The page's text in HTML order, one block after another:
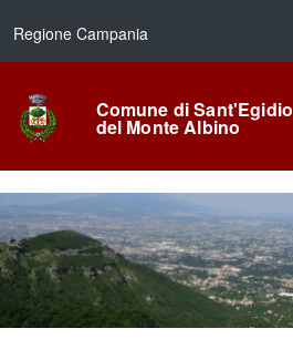
Regione Campania
Comune di Sant'Egidio
del Monte Albino